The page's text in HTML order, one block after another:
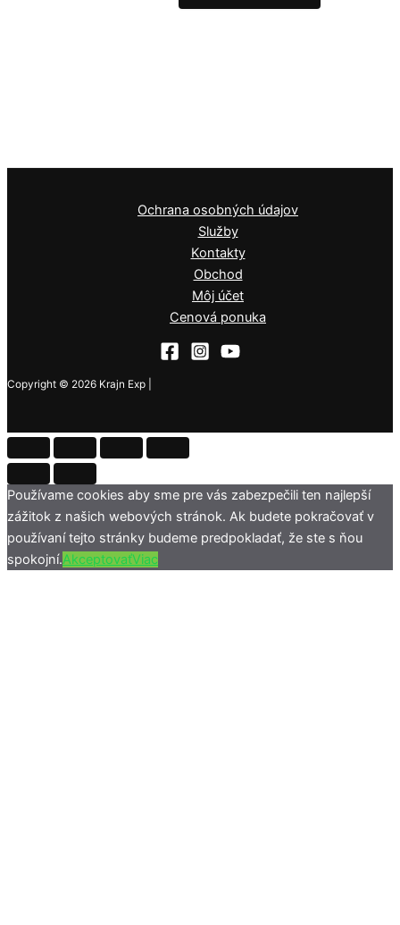
Ochrana osobných údajov
Služby
Kontakty
Obchod
Môj účet
Cenová ponuka
Copyright © 2026 Krajn Exp |
Používame cookies aby sme pre vás zabezpečili ten najlepší
zážitok z našich webových stránok. Ak budete pokračovať v
používaní tejto stránky budeme predpokladať, že ste s ňou
spokojní.AkceptovaťViac